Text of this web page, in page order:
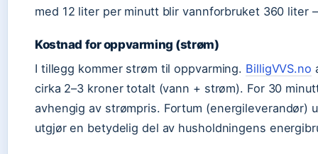
med 12 liter per minutt blir vannforbruket 360 liter
Kostnad for oppvarming (strøm)
I tillegg kommer strøm til oppvarming. BilligVVS.no
cirka 2–3 kroner totalt (vann + strøm). For 30
avhengig av strømpris. Fortum (energileverandør)
utgjør en betydelig del av husholdningens